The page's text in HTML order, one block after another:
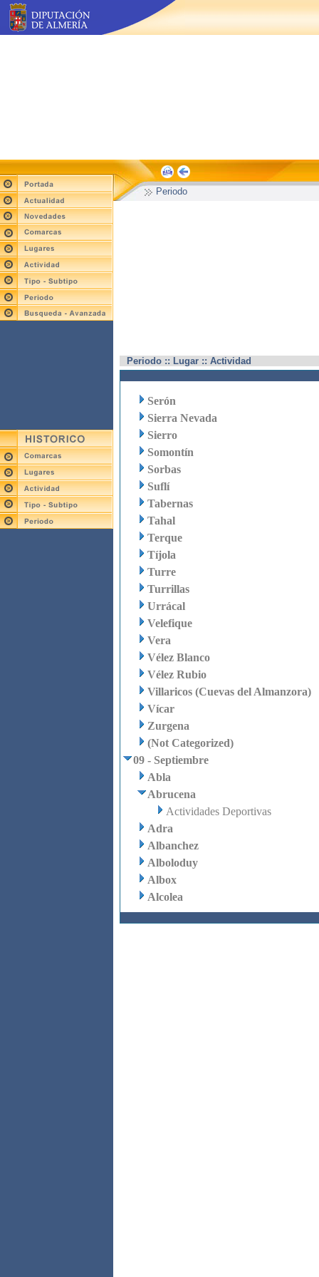
Periodo
Periodo :: Lugar :: Actividad
Serón
Sierra Nevada
Sierro
Somontín
Sorbas
Suflí
Tabernas
Tahal
Terque
Tíjola
Turre
Turrillas
Urrácal
Velefique
Vera
Vélez Blanco
Vélez Rubio
Villaricos (Cuevas del Almanzora)
Vícar
Zurgena
(Not Categorized)
09 - Septiembre
Abla
Abrucena
Actividades Deportivas
Adra
Albanchez
Alboloduy
Albox
Alcolea